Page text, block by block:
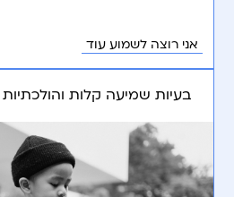
אני רוצה לשמוע עוד
בעיות שמיעה קלות